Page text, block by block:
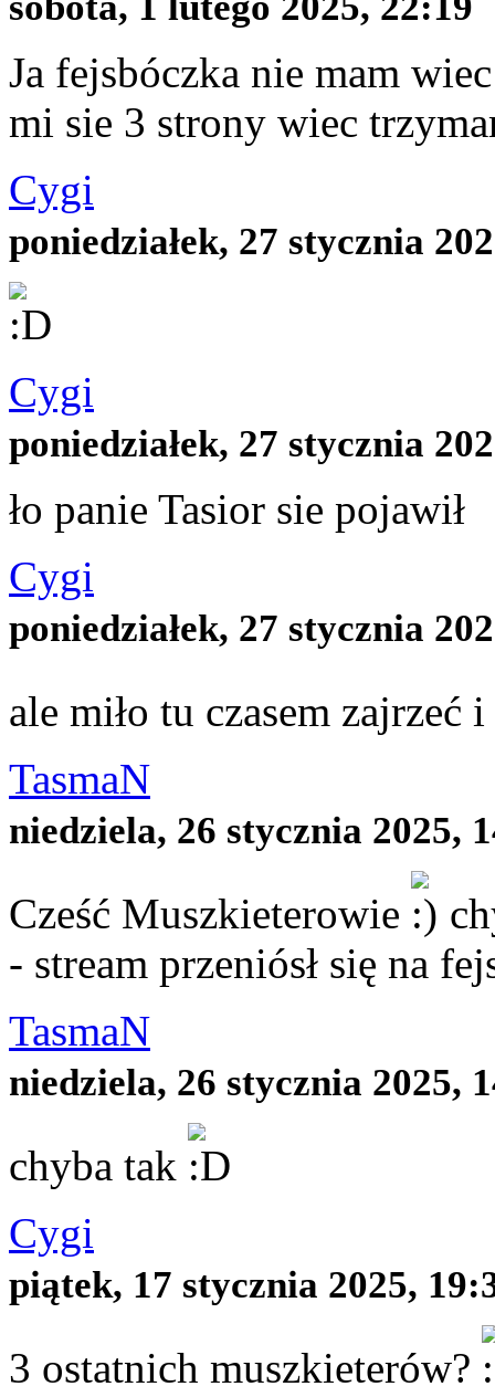
Ja fejsbóczka nie mam
mi sie 3 strony wiec
Cygi
poniedziałek, 27 stycznia
Cygi
poniedziałek, 27 stycznia
ło panie Tasior sie pojawił
Cygi
poniedziałek, 27 stycznia
ale miło tu czasem zajrzeć
TasmaN
niedziela, 26 stycznia 2025,
Cześć Muszkieterowie
- stream przeniósł się na
TasmaN
niedziela, 26 stycznia 2025,
chyba tak
Cygi
piątek, 17 stycznia 2025,
3 ostatnich muszkieterów?